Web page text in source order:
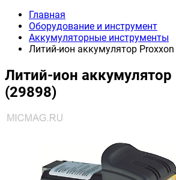
Главная
Оборудование и инструмент
Аккумуляторные инструменты
Литий-ион аккумулятор
Литий-ион аккумулятор
(29898)